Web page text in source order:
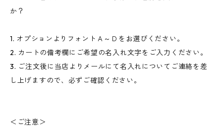
か？
1. オプションよりフォントＡ～Ｄをお選びください。
2. カートの備考欄にご希望の名入れ文字をご入力ください。
3. ご注文後に当店よりメールにて名入れについてご連絡を差
し上げますので、必ずご確認ください。
＜ご注意＞